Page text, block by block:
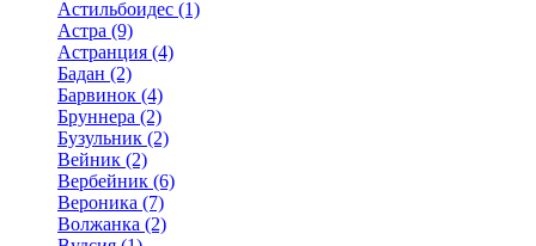
Астильбоидес (1)
Астра (9)
Астранция (4)
Бадан (2)
Барвинок (4)
Бруннера (2)
Бузульник (2)
Вейник (2)
Вербейник (6)
Вероника (7)
Волжанка (2)